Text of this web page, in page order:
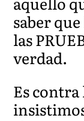
saber
las
verdad.
Es